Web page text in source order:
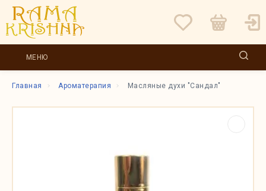
МЕНЮ
Главная Ароматерапия Масляные духи "Сандал"